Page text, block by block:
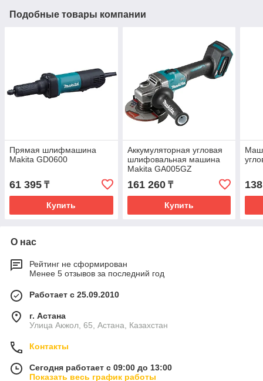
Подобные товары компании
Прямая шлифмашина
Makita GD0600
61 395 ₸
Купить
Аккумуляторная угловая
шлифовальная машина
Makita GA005GZ
161 260₸
Купить
О нас
Рейтинг не сформирован
Менее 5 отзывов за последний год
Работает с 25.09.2010
г. Астана
Улица Акжол, 65, Астана, Казахстан
Контакты
Сегодня работает с 09:00 до 13:00
Показать весь график работы